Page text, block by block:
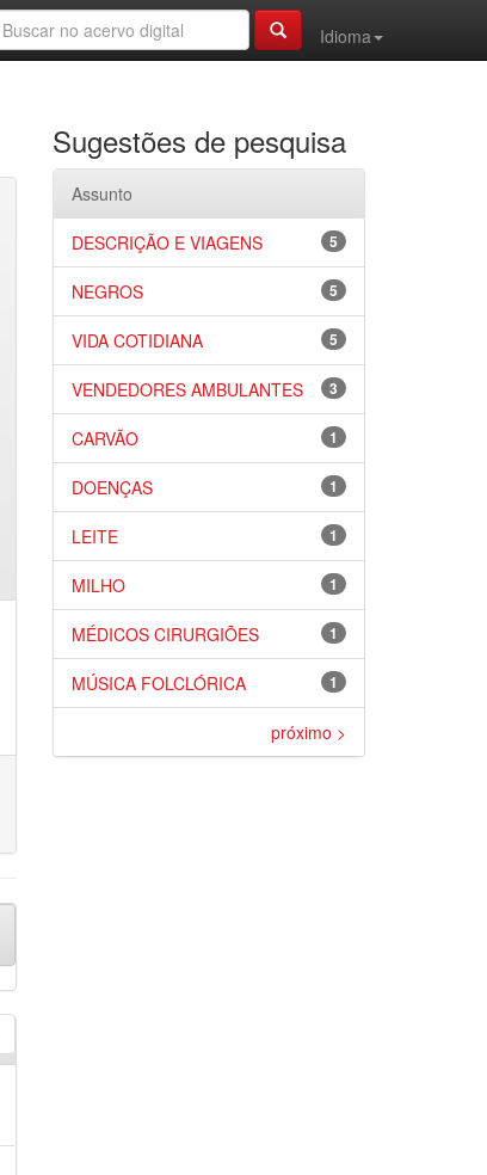
Idioma
Sugestões de pesquisa
Assunto
5
DESCRIÇÃO E VIAGENS
5
NEGROS
5
VIDA COTIDIANA
3
VENDEDORES AMBULANTES
1
CARVÃO
1
DOENÇAS
1
LEITE
1
MILHO
1
MÉDICOS CIRURGIÕES
1
MÚSICA FOLCLÓRICA
próximo >